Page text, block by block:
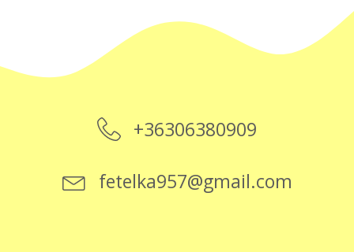
+36306380909
fetelka957@gmail.com